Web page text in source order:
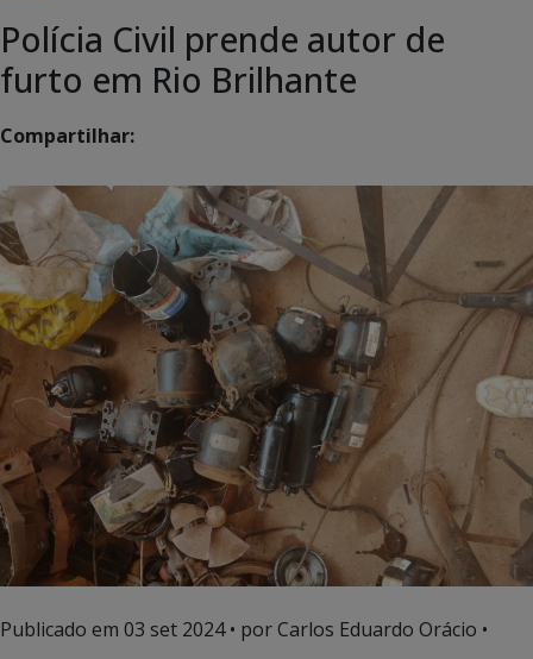
Polícia Civil prende autor de
furto em Rio Brilhante
Compartilhar:
Publicado em 03 set 2024• por Carlos Eduardo Orácio •